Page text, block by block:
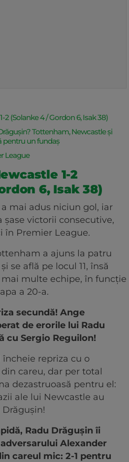
(Solanke 4 / Gordon 6, Isak 38)
Tottenham, Newcastle și
pentru un fundaș
League
1-2
6, Isak 38)
mai adus niciun gol, iar
șase victorii consecutive,
în Premier League.
a ajuns la patru
se află pe locul 11, însă
multe echipe, în funcție
a 20-a.
secundă! Ange
de erorile lui Radu
cu Sergio Reguilon!
încheie repriza cu o
careu, dar per total
dezastruoasă pentru el:
ale lui Newcastle au
Radu Drăgușin îi
Alexander
careul mic: 2-1 pentru